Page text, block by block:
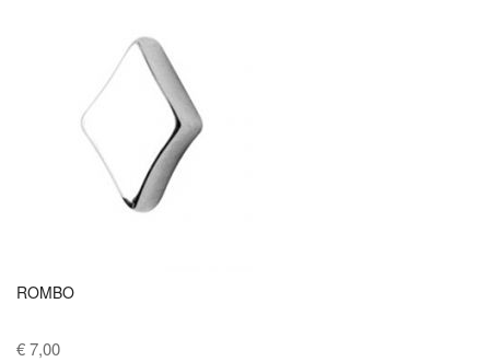
ROMBO
€ 7,00